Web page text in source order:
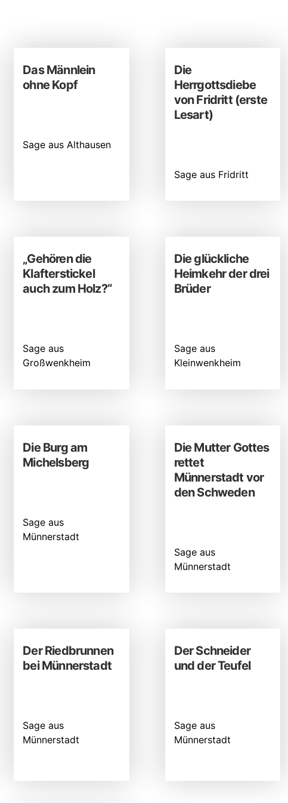
Das Männlein
ohne Kopf
Sage aus Althausen
Die
Herrgottsdiebe
von Fridritt (erste
Lesart)
Sage aus Fridritt
„Gehören die
Klafterstickel
auch zum Holz?“
Sage aus
Großwenkheim
Die glückliche
Heimkehr der drei
Brüder
Sage aus
Kleinwenkheim
Die Burg am
Michelsberg
Sage aus
Münnerstadt
Die Mutter Gottes
rettet
Münnerstadt vor
den Schweden
Sage aus
Münnerstadt
Der Riedbrunnen
bei Münnerstadt
Sage aus
Münnerstadt
Der Schneider
und der Teufel
Sage aus
Münnerstadt